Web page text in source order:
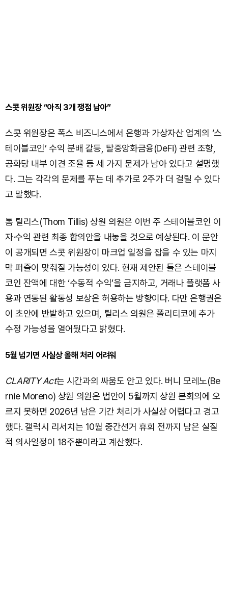
스콧 위원장 “아직 3개 쟁점 남아”
스콧 위원장은 폭스 비즈니스에서 은행과 가상자산 업계의 ‘스
테이블코인’ 수익 분배 갈등, 탈중앙화금융(DeFi) 관련 조항,
공화당 내부 이견 조율 등 세 가지 문제가 남아 있다고 설명했
다. 그는 각각의 문제를 푸는 데 추가로 2주가 더 걸릴 수 있다
고 말했다.
톰 틸리스(Thom Tillis) 상원 의원은 이번 주 스테이블코인 이
자·수익 관련 최종 합의안을 내놓을 것으로 예상된다. 이 문안
이 공개되면 스콧 위원장이 마크업 일정을 잡을 수 있는 마지
막 퍼즐이 맞춰질 가능성이 있다. 현재 제안된 틀은 스테이블
코인 잔액에 대한 ‘수동적 수익’을 금지하고, 거래나 플랫폼 사
용과 연동된 활동성 보상은 허용하는 방향이다. 다만 은행권은
이 초안에 반발하고 있으며, 틸리스 의원은 폴리티코에 추가
수정 가능성을 열어뒀다고 밝혔다.
5월 넘기면 사실상 올해 처리 어려워
CLARITY Act는 시간과의 싸움도 안고 있다. 버니 모레노(Be
rnie Moreno) 상원 의원은 법안이 5월까지 상원 본회의에 오
르지 못하면 2026년 남은 기간 처리가 사실상 어렵다고 경고
했다. 갤럭시 리서치는 10월 중간선거 휴회 전까지 남은 실질
적 의사일정이 18주뿐이라고 계산했다.